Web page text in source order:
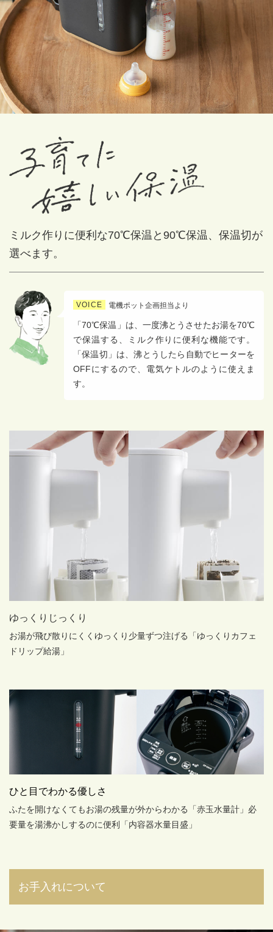
ミルク作りに便利な70℃保温と90℃保温、保温切が
選べます。
VOICE 電機ポット企画担当より
「70℃保温」は、一度沸とうさせたお湯を70℃
で保温する、ミルク作りに便利な機能です。
「保温切」は、沸とうしたら自動でヒーターを
OFFにするので、電気ケトルのように使えま
す。
ゆっくりじっくり
お湯が飛び散りにくく ゆっくり少量ずつ注げる
「ゆっくりカフェ
ドリップ給湯」
ひと目でわかる優しさ
ふたを開けなくてもお湯の残量が外からわかる「赤玉水量計」 必
要量を湯沸かしするのに便利「内容器水量目盛」
お手入れについて